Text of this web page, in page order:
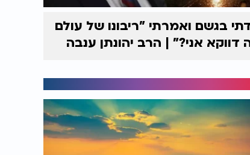
בגשם ואמרתי "ריבונו של עולם
דווקא אני?" | הרב יהונתן ענבה